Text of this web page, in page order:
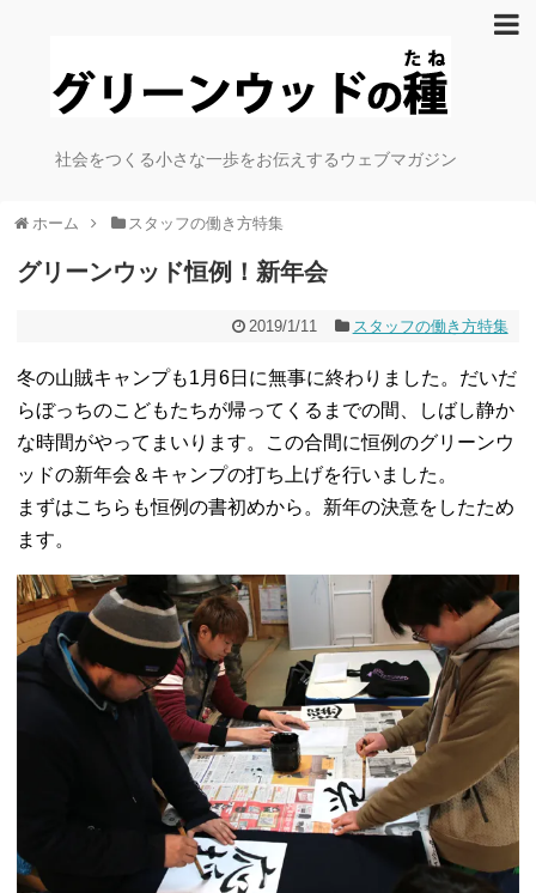
社会をつくる小さな一歩をお伝えするウェブマガジン
ホーム スタッフの働き方特集
グリーンウッド恒例！新年会
2019/1/11 スタッフの働き方特集
冬の山賊キャンプも1月6日に無事に終わりました。だいだ
らぼっちのこどもたちが帰ってくるまでの間、しばし静か
な時間がやってまいります。この合間に恒例のグリーンウ
ッドの新年会＆キャンプの打ち上げを行いました。
まずはこちらも恒例の書初めから。新年の決意をしたため
ます。